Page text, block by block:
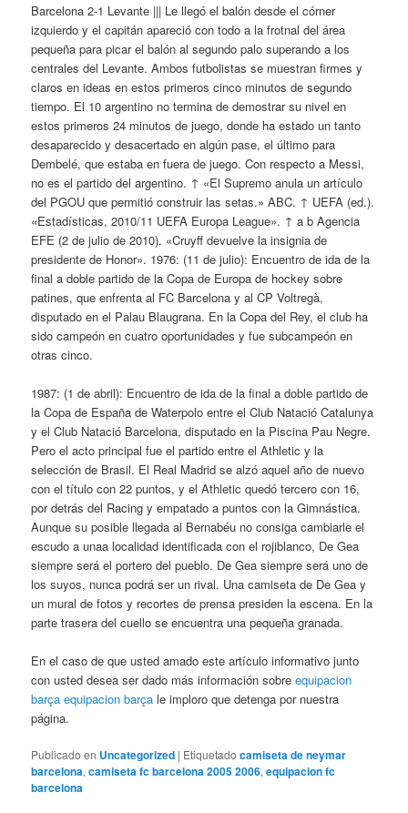
Barcelona 2-1 Levante ||| Le llegó el balón desde el córner
izquierdo y el capitán apareció con todo a la frotnal del área
pequeña para picar el balón al segundo palo superando a los
centrales del Levante. Ambos futbolistas se muestran firmes y
claros en ideas en estos primeros cinco minutos de segundo
tiempo. El 10 argentino no termina de demostrar su nivel en
estos primeros 24 minutos de juego, donde ha estado un tanto
desaparecido y desacertado en algún pase, el último para
Dembelé, que estaba en fuera de juego. Con respecto a Messi,
no es el partido del argentino. ↑ «El Supremo anula un artículo
del PGOU que permitió construir las setas.» ABC. ↑ UEFA (ed.).
«Estadísticas, 2010/11 UEFA Europa League». ↑ a b Agencia
EFE (2 de julio de 2010). «Cruyff devuelve la insignia de
presidente de Honor». 1976: (11 de julio): Encuentro de ida de la
final a doble partido de la Copa de Europa de hockey sobre
patines, que enfrenta al FC Barcelona y al CP Voltregà,
disputado en el Palau Blaugrana. En la Copa del Rey, el club ha
sido campeón en cuatro oportunidades y fue subcampeón en
otras cinco.
1987: (1 de abril): Encuentro de ida de la final a doble partido de
la Copa de España de Waterpolo entre el Club Natació Catalunya
y el Club Natació Barcelona, disputado en la Piscina Pau Negre.
Pero el acto principal fue el partido entre el Athletic y la
selección de Brasil. El Real Madrid se alzó aquel año de nuevo
con el título con 22 puntos, y el Athletic quedó tercero con 16,
por detrás del Racing y empatado a puntos con la Gimnástica.
Aunque su posible llegada al Bernabéu no consiga cambiarle el
escudo a unaa localidad identificada con el rojiblanco, De Gea
siempre será el portero del pueblo. De Gea siempre será uno de
los suyos, nunca podrá ser un rival. Una camiseta de De Gea y
un mural de fotos y recortes de prensa presiden la escena. En la
parte trasera del cuello se encuentra una pequeña granada.
En el caso de que usted amado este artículo informativo junto
con usted desea ser dado más información sobreequipacion
barça equipacion barça le imploro que detenga por nuestra
página.
Publicado en Uncategorized | Etiquetado camiseta de neymar
barcelona,camiseta fc barcelona 2005 2006,equipacion fc
barcelona